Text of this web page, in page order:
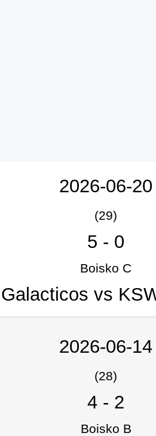
2026-06-20
(29)
5 - 0
Boisko C
Galacticos vs
2026-06-14
(28)
4 - 2
Boisko B